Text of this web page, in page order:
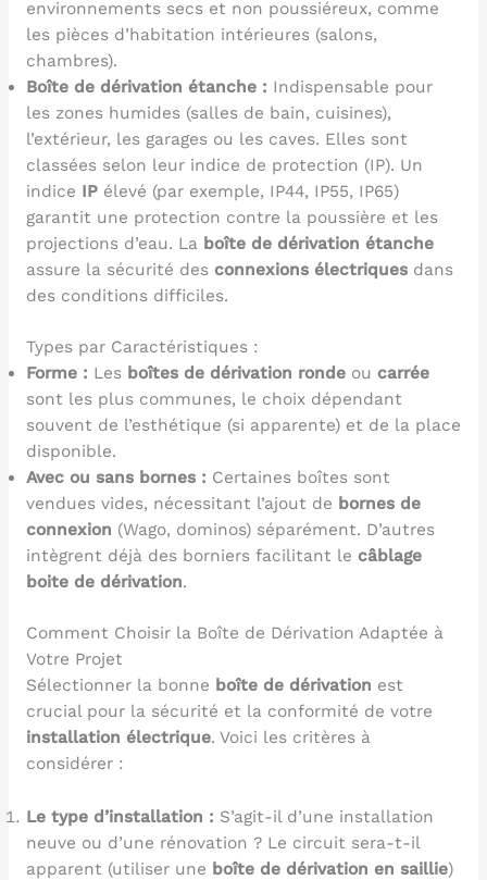
environnements secs et non poussiéreux, comme
les pièces d’habitation intérieures (salons,
chambres).
Boîte de dérivation étanche : Indispensable pour
les zones humides (salles de bain, cuisines),
l’extérieur, les garages ou les caves. Elles sont
classées selon leur indice de protection (IP). Un
indice IPélevé (par exemple, IP44, IP55, IP65)
garantit une protection contre la poussière et les
projections d’eau. La boîte de dérivation étanche
assure la sécurité des connexions électriquesdans
des conditions difficiles.
Types par Caractéristiques :
Forme : Les boîtes de dérivation rondeou carrée
sont les plus communes, le choix dépendant
souvent de l’esthétique (si apparente) et de la place
disponible.
Avec ou sans bornes : Certaines boîtes sont
vendues vides, nécessitant l’ajout de bornes de
connexion (Wago, dominos) séparément. D’autres
intègrent déjà des borniers facilitant le câblage
boite de dérivation.
Comment Choisir la Boîte de Dérivation Adaptée à
Votre Projet
Sélectionner la bonne boîte de dérivation est
crucial pour la sécurité et la conformité de votre
installation électrique. Voici les critères à
considérer :
Le type d’installation : S’agit-il d’une installation
neuve ou d’une rénovation ? Le circuit sera-t-il
apparent (utiliser une boîte de dérivation en saillie)